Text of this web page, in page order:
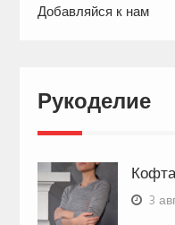
Добавляйся к нам
Рукоделие
3